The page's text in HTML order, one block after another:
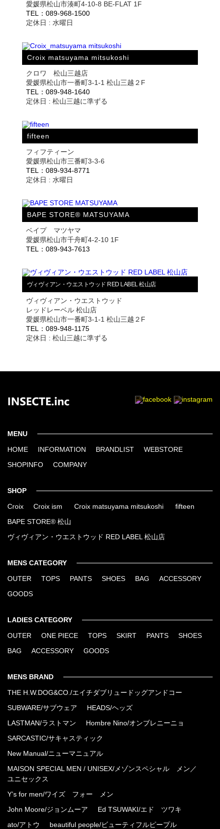
愛媛県松山市湊町4-10-8 BE-FLAT 1F
TEL：089-968-1500
定休日 : 水曜日
Croix matsuyama mitsukoshi
クロワ 松山三越店
愛媛県松山市一番町3-1-1 松山三越２F
TEL：089-948-1640
定休日 : 松山三越に準ずる
fifteen
フィフティーン
愛媛県松山市三番町3-3-6
TEL：089-934-8771
定休日 : 水曜日
BAPE STORE® MATSUYAMA
ベイプ マツヤマ
愛媛県松山市千舟町4-2-10 1F
TEL：089-943-7613
ヴィヴィアン・ウエストウッド RED LABEL 松山店
ヴィヴィアン・ウエストウッド
レッドレーベル 松山店
愛媛県松山市一番町3-1-1 松山三越２F
TEL：089-948-1175
定休日 : 松山三越に準ずる
MENU
HOME INFORMATION BRANDLIST WEBSTORE
SHOPINFO COMPANY
SHOP
Croix Croix ism Croix matsuyama mitsukoshi fifteen
BAPE STORE® 松山
ヴィヴィアン・ウエストウッド RED LABEL 松山店
MENS CATEGORY
OUTER TOPS PANTS SHOES BAG ACCESSORY
GOODS
LADIES CATEGORY
OUTER ONE PIECE TOPS SKIRT PANTS SHOES
BAG ACCESSORY GOODS
MENS BRAND
THE H.W.DOG&CO./エイチダブリュードッグアンドコー
SUBWARE/サブウェア HEADS/ヘッズ
LASTMAN/ラストマン Hombre Nino/オンブレニーニョ
SARCASTIC/サキャスティック
New Manual/ニューマニュアル
MAISON SPECIAL MEN / UNISEX/メゾンスペシャル メン／
ユニセックス
Y’s for men/ワイズ フォー メン
John Moore/ジョンムーア Ed TSUWAKI/エド ツワキ
ato/アトウ beautiful people/ビューティフルピープル